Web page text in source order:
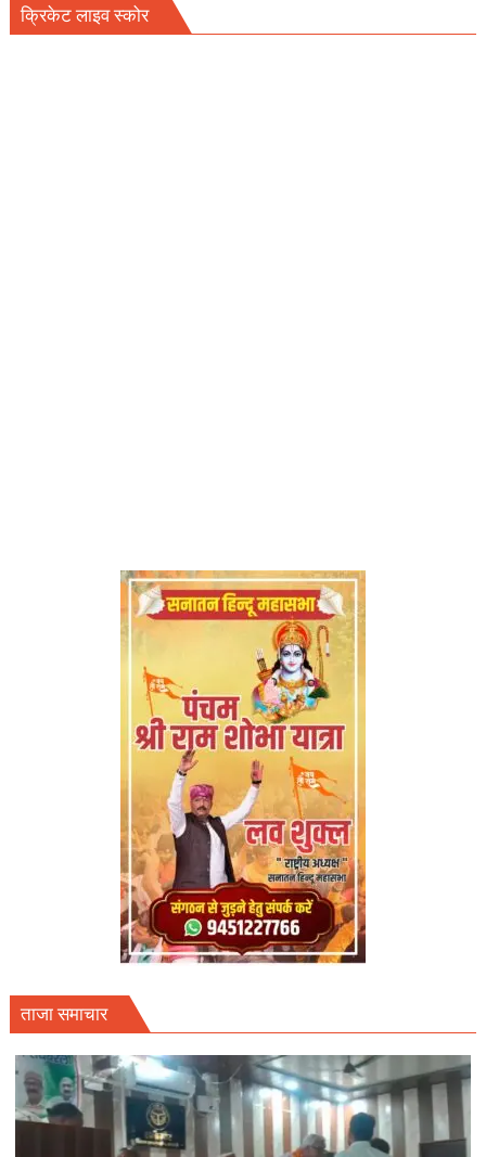
क्रिकेट लाइव स्कोर
ताजा समाचार